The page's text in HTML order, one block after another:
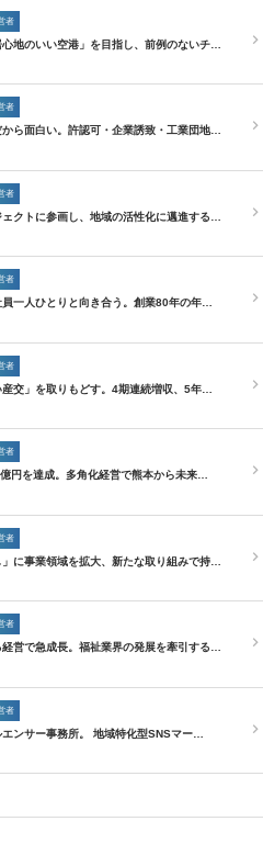
者
心地のいい空港」を目指し、前例のないチ…
者
ら面白い。許認可・企業誘致・工業団地…
者
クトに参画し、地域の活性化に邁進する…
者
一人ひとりと向き合う。創業80年の年…
者
交」を取りもどす。4期連続増収、5年…
者
円を達成。多角化経営で熊本から未来…
者
」に事業領域を拡大、新たな取り組みで持…
者
営で急成長。福祉業界の発展を牽引する…
者
ンサー事務所。 地域特化型SNSマー…